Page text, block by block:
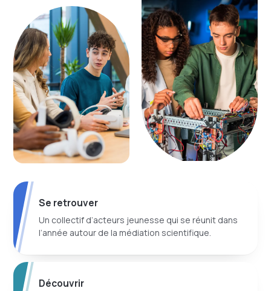
Se retrouver
Un collectif d’acteurs jeunesse qui se réunit dans
l’année autour de la médiation scientifique.
Découvrir